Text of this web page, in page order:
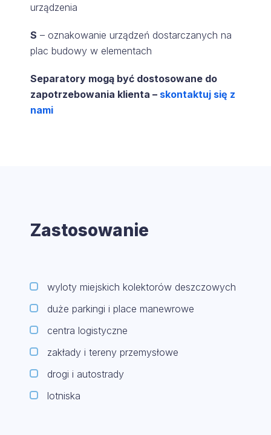
urządzenia
S – oznakowanie urządzeń dostarczanych na
plac budowy w elementach
Separatory mogą być dostosowane do
zapotrzebowania klienta – skontaktuj się z
nami
Zastosowanie
wyloty miejskich kolektorów deszczowych
duże parkingi i place manewrowe
centra logistyczne
zakłady i tereny przemysłowe
drogi i autostrady
lotniska